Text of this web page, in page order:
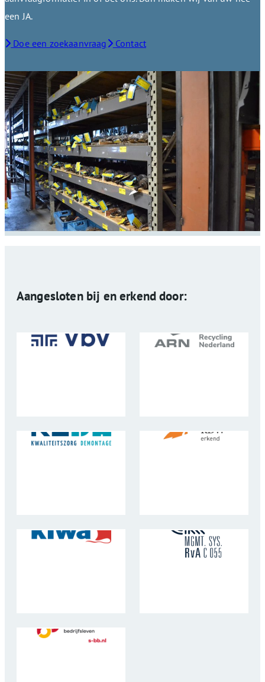
een JA.
Doe een zoekaanvraag Contact
Aangesloten bij en erkend door: